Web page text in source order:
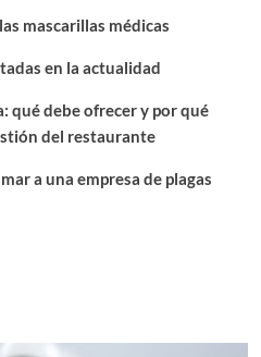
mascarillas médicas
en la actualidad
qué debe ofrecer y por qué
del restaurante
a una empresa de plagas